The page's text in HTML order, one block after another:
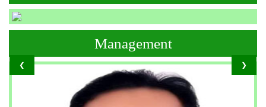
❮ ❯
Management